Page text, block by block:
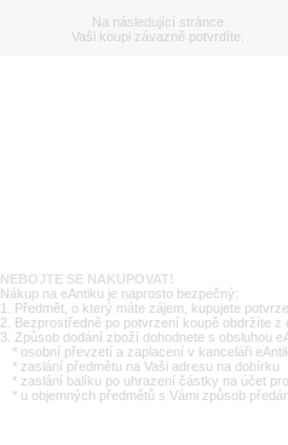
Na následující stránce
Vaši koupi závazně potvrdíte.
NEBOJTE SE NAKUPOVAT!
Nákup na eAntiku je naprosto bezpečný:
1. Předmět, o který máte zájem, kupujete
2. Bezprostředně po potvrzení koupě obdržíte z
3. Způsob dodání zboží dohodnete s obsluhou
* osobní převzetí a zaplacení v kanceláři
* zaslání předmětu na Vaši adresu na dobírku
* zaslání balíku po uhrazení částky na účet
* u objemných předmětů s Vámi způsob